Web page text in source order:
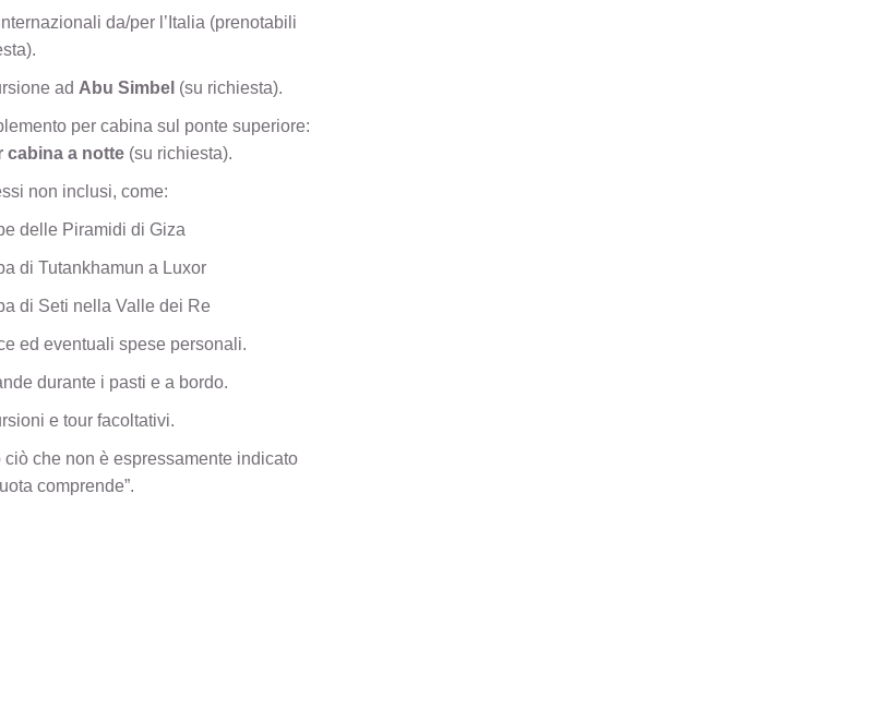
da/per l’Italia (prenotabili
ad Abu Simbel (su richiesta).
per cabina sul ponte superiore:
cabina a notte (su richiesta).
non inclusi, come:
delle Piramidi di Giza
di Tutankhamun a Luxor
di Seti nella Valle dei Re
ed eventuali spese personali.
durante i pasti e a bordo.
e tour facoltativi.
ciò che non è espressamente indicato
comprende”.